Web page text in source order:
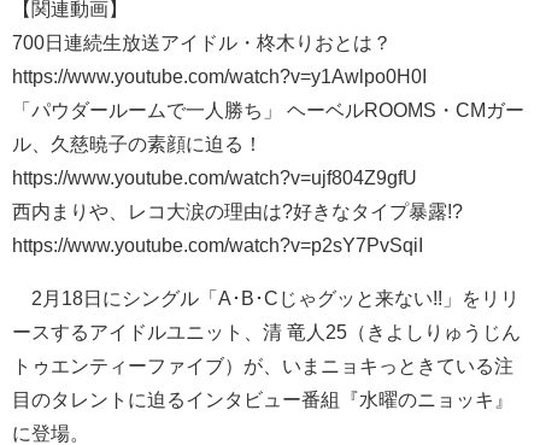
【関連動画】
700日連続生放送アイドル・柊木りおとは？
https://www.youtube.com/watch?v=y1Awlpo0H0I
「パウダールームで一人勝ち」 ヘーベルROOMS・CMガー
ル、久慈暁子の素顔に迫る！
https://www.youtube.com/watch?v=ujf804Z9gfU
西内まりや、レコ大涙の理由は?好きなタイプ暴露!?
https://www.youtube.com/watch?v=p2sY7PvSqiI
2月18日にシングル「A･B･Cじゃグッと来ない!!」をリリ
ースするアイドルユニット、清 竜人25（きよしりゅうじん
トゥエンティーファイブ）が、いまニョキっときている注
目のタレントに迫るインタビュー番組『水曜のニョッキ』
に登場。